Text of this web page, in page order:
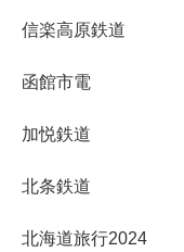
信楽高原鉄道
函館市電
加悦鉄道
北条鉄道
北海道旅行2024